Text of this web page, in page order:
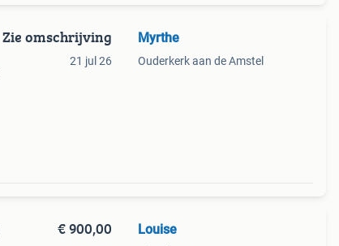
Zie omschrijving
21 jul 26
Myrthe
Ouderkerk aan de Amstel
€ 900,00 Louise